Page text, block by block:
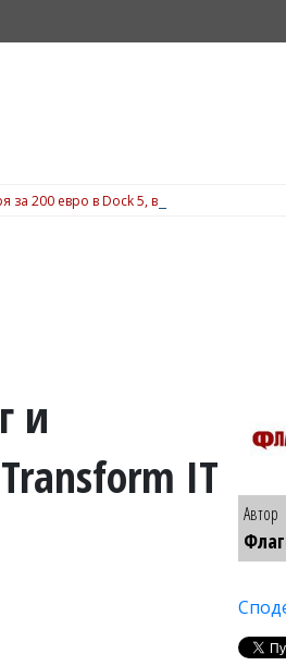
200 евро в Dock 5, вижте подробности
и
IT
Автор